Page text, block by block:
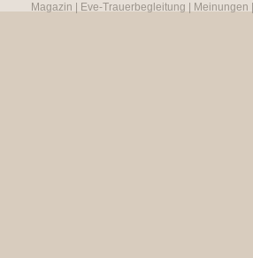
Magazin
Eve-Trauerbegleitung Meinungen